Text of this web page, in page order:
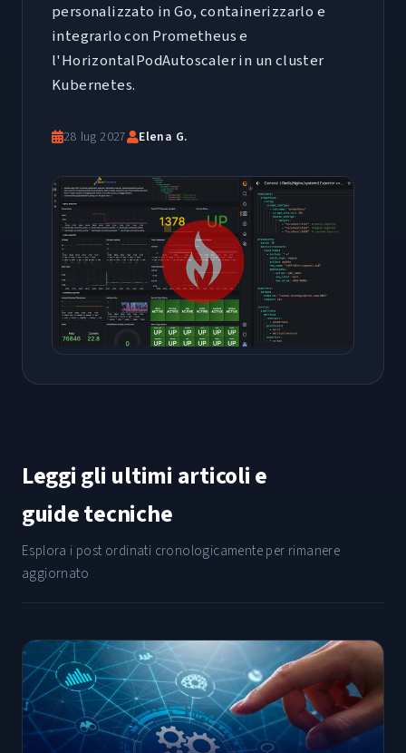
personalizzato in Go, containerizzarlo e
integrarlo con Prometheus e
l'HorizontalPodAutoscaler in un cluster
Kubernetes.
28 lug 2027 Elena G.
Leggi gli ultimi articoli e
guide tecniche
Esplora i post ordinati cronologicamente per rimanere
aggiornato